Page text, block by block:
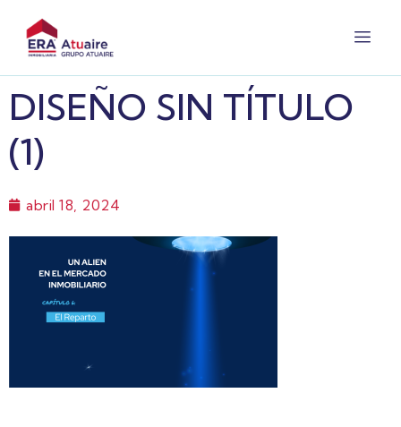
DISEÑO SIN TÍTULO
(1)
abril 18, 2024